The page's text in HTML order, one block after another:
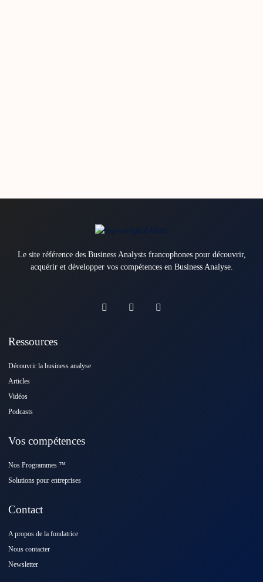
Le site référence des Business Analysts francophones pour découvrir,
acquérir et développer vos compétences en Business Analyse.
Ressources
Découvrir la business analyse
Articles
Vidéos
Podcasts
Vos compétences
Nos Programmes ™️
Solutions pour entreprises
Contact
A propos de la fondatrice
Nous contacter
Newsletter